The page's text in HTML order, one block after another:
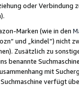
oder Verbindung
Marken (wie in den
und „kindel“)
Zusätzlich zu
benannte
mit
verfügt